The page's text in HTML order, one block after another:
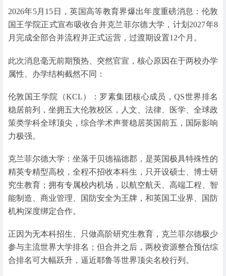
2026年5月15日，英国高等教育界爆出年度重磅消息：伦敦
国王学院正式宣布吸收合并克兰菲尔德大学，计划2027年8
月完成全部合并流程并正式运营，过渡期设置12个月。
此次消息毫无前期预热、突然官宣，核心原因在于两校办学
属性、办学结构截然不同：
伦敦国王学院（KCL）：罗素集团核心成员，QS世界排名
稳居前列，坐拥五大伦敦校区，人文、法律、医学、全球政
策类学科全球顶尖，综合学术声誉稳居英国前五，国际影响
力极强。
克兰菲尔德大学：坐落于贝德福德郡，是英国极具特殊性的
精英专精型高校，全程不招收本科生，只开设硕士、博士研
究生教育；拥有专属校内机场，以航空航天、高端工程、智
能制造、商业管理、国防安全为王牌，和英国工业界、国防
机构深度绑定合作。
正因为无本科招生、只做高阶研究生教育，克兰菲尔德极少
参与主流世界大学排名；但合并之后，两校资源整合预估综
合排名可大幅跃升，逼近耶鲁等世界顶尖名校行列。